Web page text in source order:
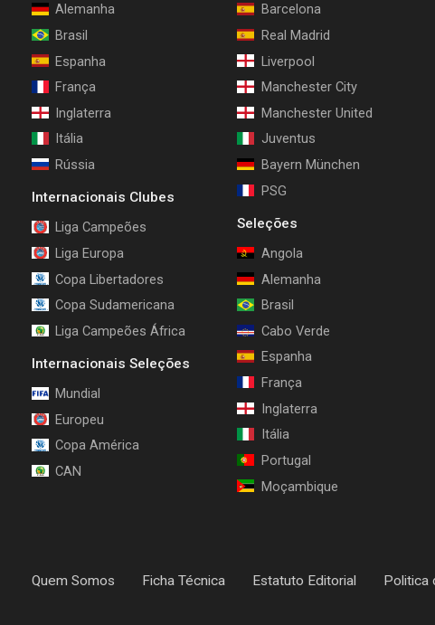
Alemanha
Brasil
Espanha
França
Inglaterra
Itália
Rússia
Internacionais Clubes
Liga Campeões
Liga Europa
Copa Libertadores
Copa Sudamericana
Liga Campeões África
Internacionais Seleções
Mundial
Europeu
Copa América
CAN
Barcelona
Real Madrid
Liverpool
Manchester City
Manchester United
Juventus
Bayern München
PSG
Seleções
Angola
Alemanha
Brasil
Cabo Verde
Espanha
França
Inglaterra
Itália
Portugal
Moçambique
Quem Somos Ficha Técnica Estatuto Editorial Politica